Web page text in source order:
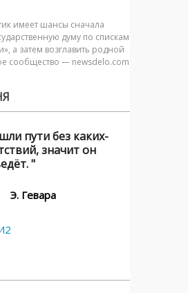
имеет шансы сначала
думу по спискам
а затем возглавить родной
сообщество — newsdelo.com
пути без каких-
значит он
"
Э. Гевара